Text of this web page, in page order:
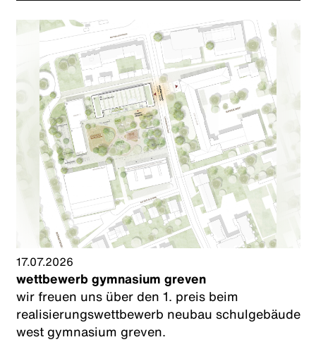
17.07.2026
wettbewerb gymnasium greven
wir freuen uns über den 1. preis beim
realisierungswettbewerb neubau schulgebäude
west gymnasium greven.